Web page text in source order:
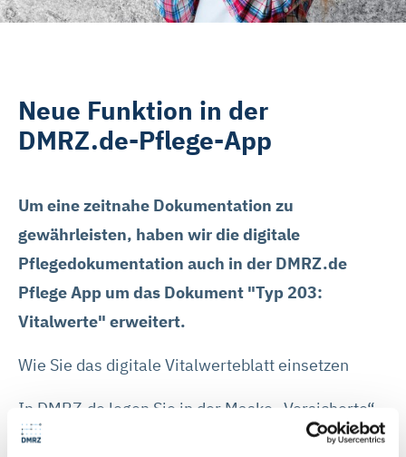
Neue Funktion in der
DMRZ.de-Pflege-App
Um eine zeitnahe Dokumentation zu
gewährleisten, haben wir die digitale
Pflegedokumentation auch in der DMRZ.de
Pflege App um das Dokument "Typ 203:
Vitalwerte" erweitert.
Wie Sie das digitale Vitalwerteblatt einsetzen
In DMRZ.de legen Sie in der Maske „Versicherte“
das Dokument „Typ203: Vitalwerte“ an. In der